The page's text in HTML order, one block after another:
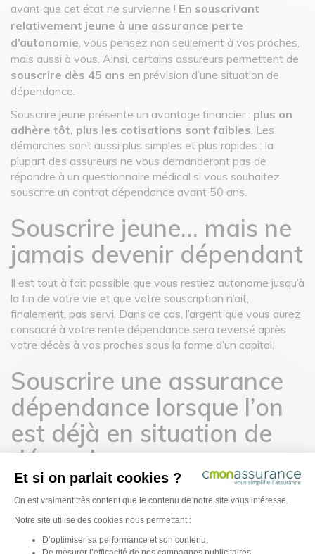
avant que cet état ne survienne ! En souscrivant
relativement jeune à une assurance perte
d’autonomie, vous pensez non seulement à vos proches,
mais aussi à vous. Ainsi, certains assureurs permettent de
souscrire dès 45 ans en prévision d’une situation de
dépendance.
Souscrire jeune présente un avantage financier : plus on
adhère tôt, plus les cotisations sont faibles. Les
démarches sont aussi plus simples et plus rapides : la
plupart des assureurs ne vous demanderont pas de
répondre à un questionnaire médical si vous souhaitez
souscrire un contrat dépendance avant 50 ans.
Souscrire jeune… mais ne
jamais devenir dépendant
Il est tout à fait possible que vous restiez autonome jusqu’à
la fin de votre vie et que votre souscription n’ait,
finalement, pas servi. Dans ce cas, l’argent que vous aurez
consacré à votre rente dépendance sera reversé après
votre décès à vos proches sous la forme d’un capital.
Souscrire une assurance
dépendance lorsque l’on
est déjà en situation de
dépendance
Il est possible de souscrire une assurance dépendance
dans le cas où l’on est déjà en situation de perte
d’autonomie, sous certaines conditions. Il existe en effet
un âge limite pour être autorisé à souscrire une assurance
perte d’autonomie : 75 ans, voire 70 pour certains
Et si on parlait cookies ?
Plateforme de Gestion du Consentement :
On est vraiment très content que le contenu de notre site vous intéresse.
Notre site utilise des cookies nous permettant :
D’optimiser sa performance et son contenu,